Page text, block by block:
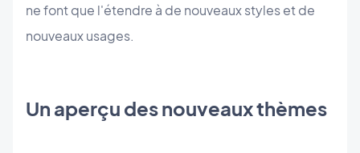
ne font que l'étendre à de nouveaux styles et de
nouveaux usages.
Un aperçu des nouveaux thèmes